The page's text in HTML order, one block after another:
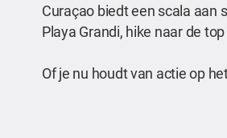
Curaçao biedt een scala aan
Playa Grandi, hike naar de
Of je nu houdt van actie op